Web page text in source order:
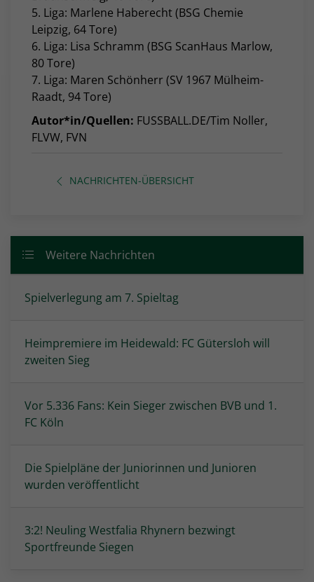
5. Liga: Marlene Haberecht (BSG Chemie
Leipzig, 64 Tore)
6. Liga: Lisa Schramm (BSG ScanHaus Marlow,
80 Tore)
7. Liga: Maren Schönherr (SV 1967 Mülheim-
Raadt, 94 Tore)
Autor*in/Quellen: FUSSBALL.DE/Tim Noller,
FLVW, FVN
NACHRICHTEN-ÜBERSICHT
Weitere Nachrichten
Spielverlegung am 7. Spieltag
Heimpremiere im Heidewald: FC Gütersloh will
zweiten Sieg
Vor 5.336 Fans: Kein Sieger zwischen BVB und 1.
FC Köln
Die Spielpläne der Juniorinnen und Junioren
wurden veröffentlicht
3:2! Neuling Westfalia Rhynern bezwingt
Sportfreunde Siegen